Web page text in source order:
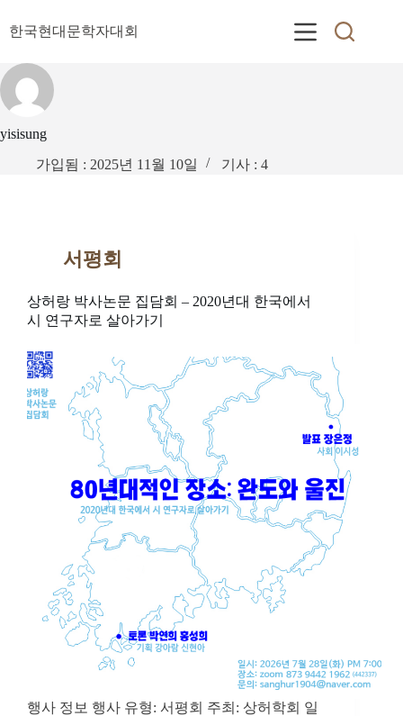
문
로
건
너
기
한국현대문학자대회
yisisung
가입됨 : 2025년 11월 10일
기사 : 4
서평회
상허랑 박사논문 집담회 – 2020년대 한국에서
시 연구자로 살아가기
행사 정보 행사 유형: 서평회 주최: 상허학회 일